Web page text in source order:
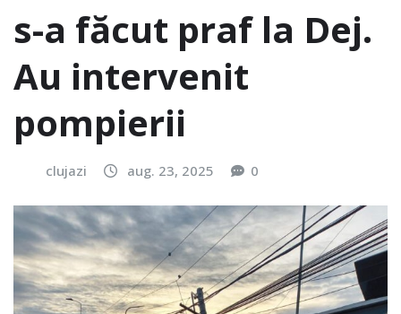
s-a făcut praf la Dej.
Au intervenit
pompierii
clujazi aug. 23, 2025 0